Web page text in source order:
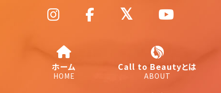
ホーム
HOME
Call to Beautyとは
ABOUT